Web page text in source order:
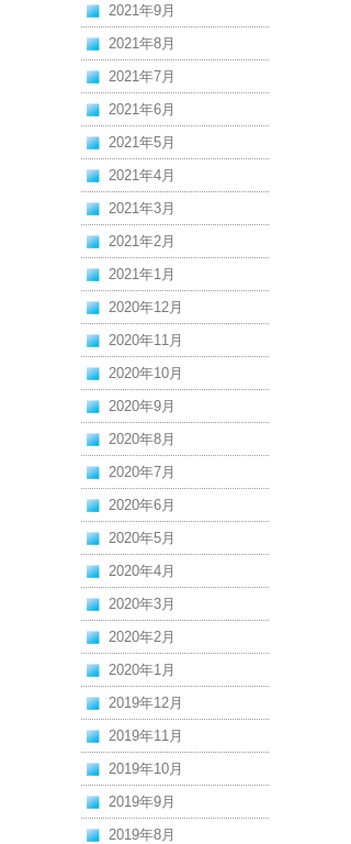
2021年9月
2021年8月
2021年7月
2021年6月
2021年5月
2021年4月
2021年3月
2021年2月
2021年1月
2020年12月
2020年11月
2020年10月
2020年9月
2020年8月
2020年7月
2020年6月
2020年5月
2020年4月
2020年3月
2020年2月
2020年1月
2019年12月
2019年11月
2019年10月
2019年9月
2019年8月